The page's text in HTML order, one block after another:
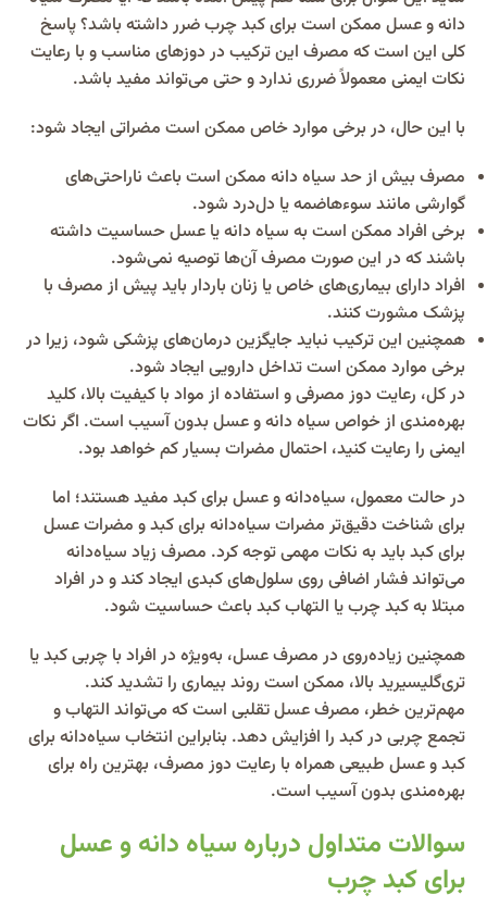
دانه و عسل ممکن است برای کبد چرب ضرر داشته باشد؟ پاسخ
کلی این است که مصرف این ترکیب در دوزهای مناسب و با رعایت
نکات ایمنی معمولاً ضرری ندارد و حتی می‌تواند مفید باشد.
با این حال، در برخی موارد خاص ممکن است مضراتی ایجاد شود:
مصرف بیش از حد سیاه دانه ممکن است باعث ناراحتی‌های
گوارشی مانند سوءهاضمه یا دل‌درد شود.
برخی افراد ممکن است به سیاه دانه یا عسل حساسیت داشته
باشند که در این صورت مصرف آن‌ها توصیه نمی‌شود.
افراد دارای بیماری‌های خاص یا زنان باردار باید پیش از مصرف با
پزشک مشورت کنند.
همچنین این ترکیب نباید جایگزین درمان‌های پزشکی شود، زیرا در
برخی موارد ممکن است تداخل دارویی ایجاد شود.
در کل، رعایت دوز مصرفی و استفاده از مواد با کیفیت بالا، کلید
بهره‌مندی از خواص سیاه دانه و عسل بدون آسیب است. اگر نکات
ایمنی را رعایت کنید، احتمال مضرات بسیار کم خواهد بود.
در حالت معمول، سیاه‌دانه و عسل برای کبد مفید هستند؛ اما
برای شناخت دقیق‌تر مضرات سیاه‌دانه برای کبد و مضرات عسل
برای کبد باید به نکات مهمی توجه کرد. مصرف زیاد سیاه‌دانه
می‌تواند فشار اضافی روی سلول‌های کبدی ایجاد کند و در افراد
مبتلا به کبد چرب یا التهاب کبد باعث حساسیت شود.
همچنین زیاده‌روی در مصرف عسل، به‌ویژه در افراد با چربی کبد یا
تری‌گلیسیرید بالا، ممکن است روند بیماری را تشدید کند.
مهم‌ترین خطر، مصرف عسل تقلبی است که می‌تواند التهاب و
تجمع چربی در کبد را افزایش دهد. بنابراین انتخاب سیاه‌دانه برای
کبد و عسل طبیعی همراه با رعایت دوز مصرف، بهترین راه برای
بهره‌مندی بدون آسیب است.
سوالات متداول درباره سیاه دانه و عسل
برای کبد چرب